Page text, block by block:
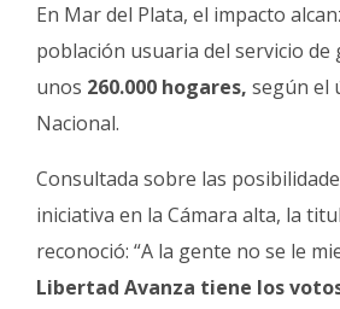
En Mar del Plata, el impacto
población usuaria del servicio de
unos 260.000 hogares, según el
Nacional.
Consultada sobre las
iniciativa en la Cámara alta, la
reconoció: “A la gente no se le
Libertad Avanza tiene los